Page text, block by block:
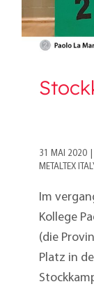
31 MAI 2020
METALTEX
Im
Kollege
(die
Platz in